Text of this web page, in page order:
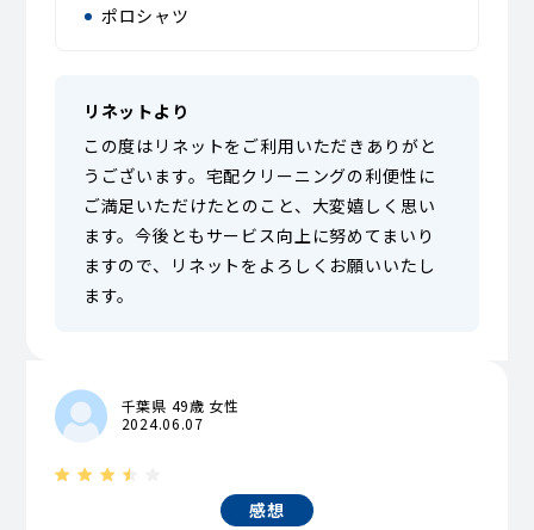
ポロシャツ
リネットより
この度はリネットをご利用いただきありがと
うございます。宅配クリーニングの利便性に
ご満足いただけたとのこと、大変嬉しく思い
ます。今後ともサービス向上に努めてまいり
ますので、リネットをよろしくお願いいたし
ます。
千葉県 49歳 女性
2024.06.07
感想